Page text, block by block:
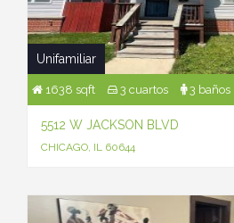
Unifamiliar
1638 sqft 3 cuartos 3 baños
5512 W JACKSON BLVD
CHICAGO, IL 60644